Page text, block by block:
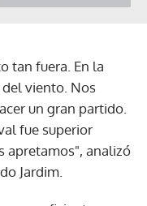
tan fuera. En la
viento. Nos
un gran partido.
fue superior
apretamos", analizó
Jardim.